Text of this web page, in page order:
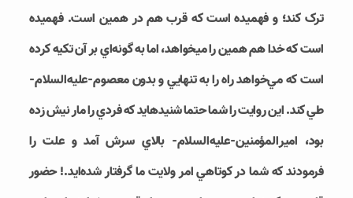
ترک کند؛ و فهميده است که قرب هم در همين است. فهميده
است که خدا هم همين را مي‎خواهد، اما به گونه‌­اي بر آن تکيه کرده
است که مي­‌خواهد راه را به تنهايي و بدون معصوم-علیه‌السلام-
طي کند. اين روايت را شما حتما شنيده‎ايد که فردي را مار نيش زده
بود، امير‎المؤمنين-علیه‌السلام- بالاي سرش آمد و علت را
فرمودند که شما در کوتاهي امر ولايت ما گرفتار شده‌­ايد.! حضور